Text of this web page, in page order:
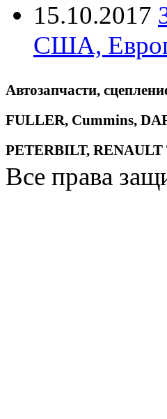
15.10.2017
США,
Автозапчасти,
FULLER, Cummins,
PETERBILT,
Все права